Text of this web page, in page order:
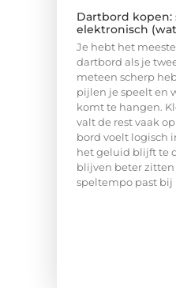
Dartbord kopen:
elektronisch
Je hebt het
dartbord als je
meteen scherp
pijlen je speelt en
komt te hangen.
valt de rest vaak
bord voelt logisch
het geluid blijft te
blijven beter zitten
speltempo past bij